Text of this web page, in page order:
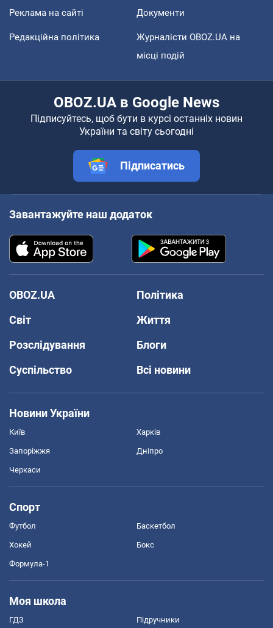
Реклама на сайті Документи
Редакційна політика
Журналісти OBOZ.UA на
місці подій
OBOZ.UA в Google News
Підписуйтесь, щоб бути в курсі останніх новин
України та світу сьогодні
Підписатись
Завантажуйте наш додаток
OBOZ.UA
Політика
Світ
Життя
Розслідування
Блоги
Суспільство
Всі новини
Новини України
Київ Харків
Запоріжжя Дніпро
Черкаси
Спорт
Футбол Баскетбол
Хокей Бокс
Формула-1
Моя школа
ГДЗ Підручники